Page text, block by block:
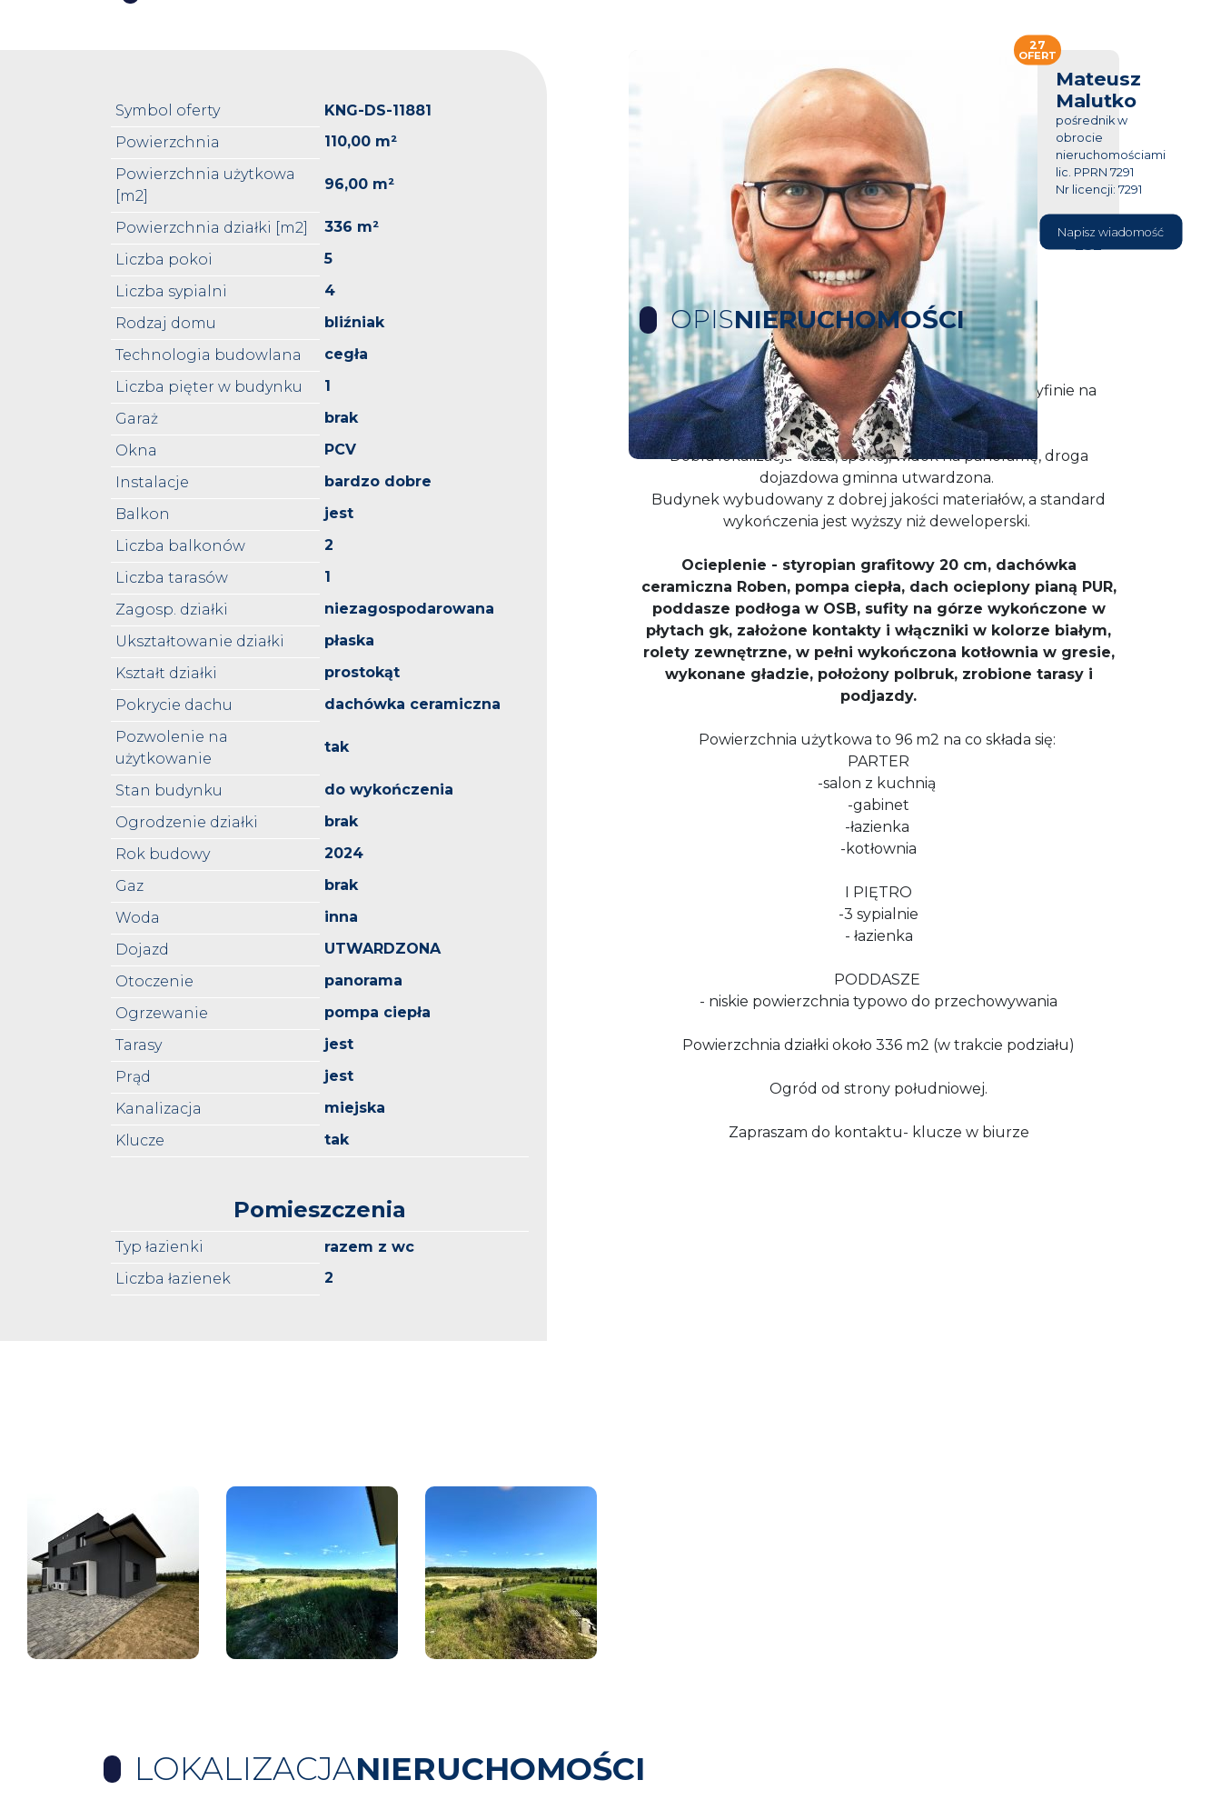
Symbol oferty
KNG-DS-11881
Powierzchnia
110,00 m²
Powierzchnia użytkowa
[m2]
96,00 m²
Powierzchnia działki [m2]
336 m²
Liczba pokoi
5
Liczba sypialni
4
Rodzaj domu
bliźniak
Technologia budowlana
cegła
Liczba pięter w budynku
1
Garaż
brak
Okna
PCV
Instalacje
bardzo dobre
Balkon
jest
Liczba balkonów
2
Liczba tarasów
1
Zagosp. działki
niezagospodarowana
Ukształtowanie działki
płaska
Kształt działki
prostokąt
Pokrycie dachu
dachówka ceramiczna
Pozwolenie na
użytkowanie
tak
Stan budynku
do wykończenia
Ogrodzenie działki
brak
Rok budowy
2024
Gaz
brak
Woda
inna
Dojazd
UTWARDZONA
Otoczenie
panorama
Ogrzewanie
pompa ciepła
Tarasy
jest
Prąd
jest
Kanalizacja
miejska
Klucze
tak
Pomieszczenia
Typ łazienki
razem z wc
Liczba łazienek
2
Mateusz
Malutko
pośrednik w
obrocie
nieruchomościami
lic. PPRN 7291
Nr licencji: 7291
604 177
232
Napisz wiadomość
27
OFERT
OPISNIERUCHOMOŚCI
Zapraszam do zapoznania się z ofertą bliźniaka w Gryfinie na
Górnym Tarasie.
Dobra lokalizacja- cisza, spokój, widok na panoramę, droga
dojazdowa gminna utwardzona.
Budynek wybudowany z dobrej jakości materiałów, a standard
wykończenia jest wyższy niż deweloperski.
Ocieplenie - styropian grafitowy 20 cm, dachówka
ceramiczna Roben, pompa ciepła, dach ocieplony pianą PUR,
poddasze podłoga w OSB, sufity na górze wykończone w
płytach gk, założone kontakty i włączniki w kolorze białym,
rolety zewnętrzne, w pełni wykończona kotłownia w gresie,
wykonane gładzie, położony polbruk, zrobione tarasy i
podjazdy.
Powierzchnia użytkowa to 96 m2 na co składa się:
PARTER
-salon z kuchnią
-gabinet
-łazienka
-kotłownia
I PIĘTRO
-3 sypialnie
- łazienka
PODDASZE
- niskie powierzchnia typowo do przechowywania
Powierzchnia działki około 336 m2 (w trakcie podziału)
Ogród od strony południowej.
Zapraszam do kontaktu- klucze w biurze
LOKALIZACJANIERUCHOMOŚCI